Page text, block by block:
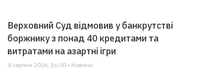
Верховний Суд відмовив у банкрутстві
боржнику з понад 40 кредитами та
витратами на азартні ігри
4 серпня 2026, 16:00 • Новини